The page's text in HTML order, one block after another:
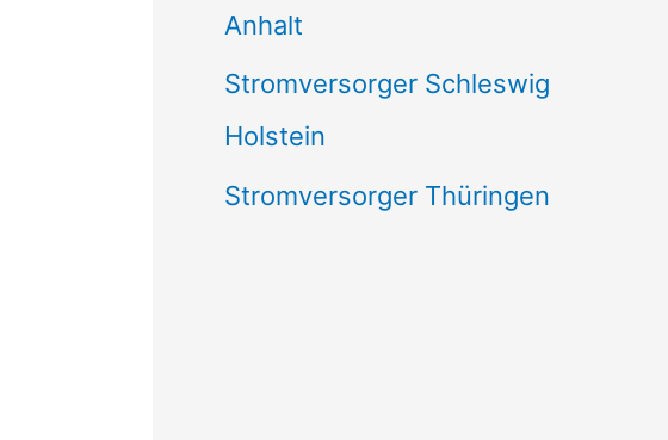
Anhalt
Stromversorger Schleswig
Holstein
Stromversorger Thüringen